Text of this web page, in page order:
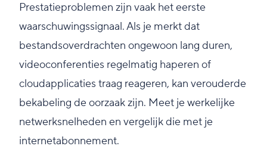
Prestatieproblemen zijn vaak het eerste
waarschuwingssignaal. Als je merkt dat
bestandsoverdrachten ongewoon lang duren,
videoconferenties regelmatig haperen of
cloudapplicaties traag reageren, kan verouderde
bekabeling de oorzaak zijn. Meet je werkelijke
netwerksnelheden en vergelijk die met je
internetabonnement.